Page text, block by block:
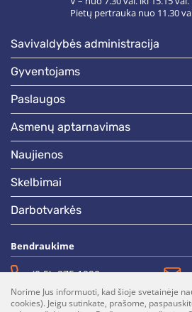
Pietų pertrauka nuo 11.30
savivaldybės administracija
gyventojams
paslaugos
asmenų aptarnavimas
naujienos
skelbimai
darbotvarkės
Bendraukime
(0 5)  275 1990
Facebook
Norime Jus informuoti, kad šioje svetainėje
cookies). Jeigu sutinkate, prašome,